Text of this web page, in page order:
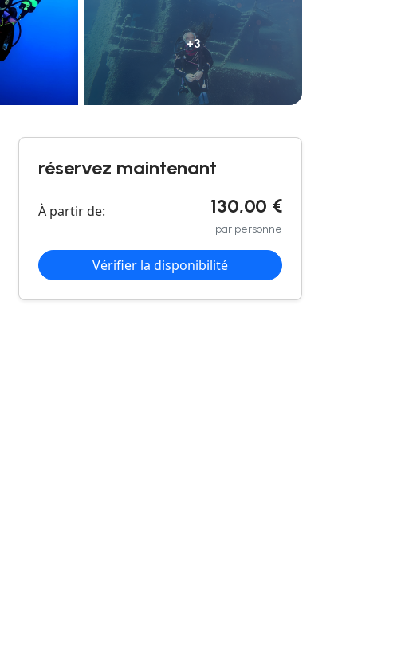
+3
réservez maintenant
À partir de: 130,00 €
par personne
Vérifier la disponibilité